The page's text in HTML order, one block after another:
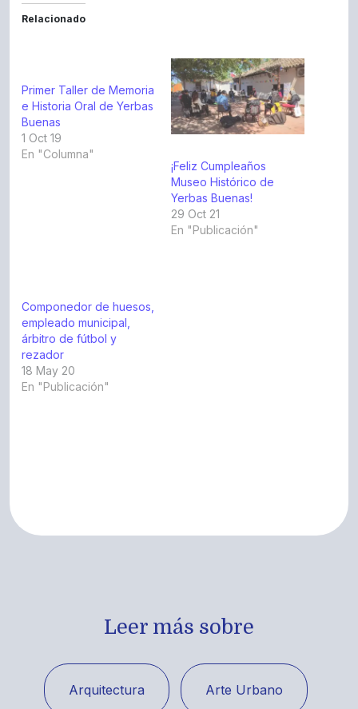
Relacionado
Primer Taller de Memoria
e Historia Oral de Yerbas
Buenas
1 Oct 19
En "Columna"
¡Feliz Cumpleaños
Museo Histórico de
Yerbas Buenas!
29 Oct 21
En "Publicación"
Componedor de huesos,
empleado municipal,
árbitro de fútbol y
rezador
18 May 20
En "Publicación"
Leer más sobre
Arquitectura Arte Urbano